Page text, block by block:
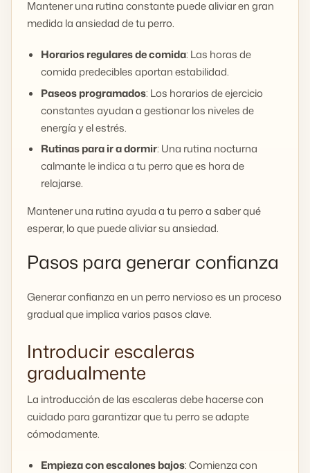
Mantener una rutina constante puede aliviar en gran
medida la ansiedad de tu perro.
Horarios regulares de comida: Las horas de
comida predecibles aportan estabilidad.
Paseos programados: Los horarios de ejercicio
constantes ayudan a gestionar los niveles de
energía y el estrés.
Rutinas para ir a dormir: Una rutina nocturna
calmante le indica a tu perro que es hora de
relajarse.
Mantener una rutina ayuda a tu perro a saber qué
esperar, lo que puede aliviar su ansiedad.
Pasos para generar confianza
Generar confianza en un perro nervioso es un proceso
gradual que implica varios pasos clave.
Introducir escaleras
gradualmente
La introducción de las escaleras debe hacerse con
cuidado para garantizar que tu perro se adapte
cómodamente.
Empieza con escalones bajos: Comienza con